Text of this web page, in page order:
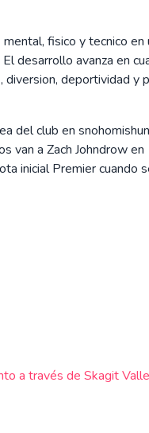
fisico y tecnico en
desarrollo avanza en
deportividad y
del club en
van a Zach Johndrow en
inicial Premier cuando
a través de Skagit